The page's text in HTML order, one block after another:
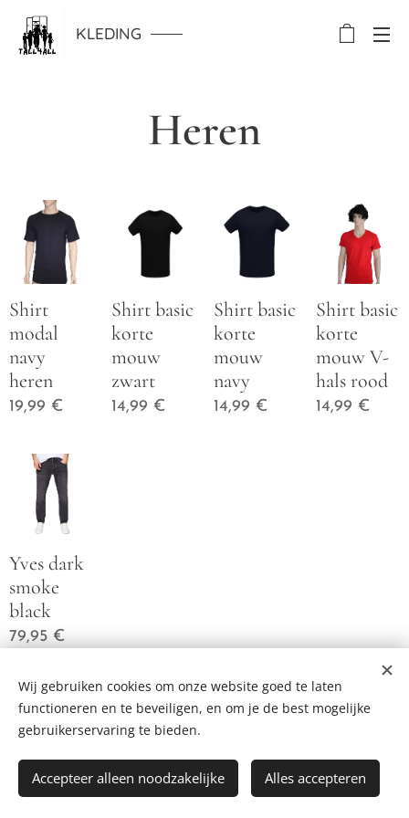
KLEDING
Heren
Shirt
modal
navy
heren
19,99 €
Shirt basic
korte
mouw
zwart
14,99 €
Shirt basic
korte
mouw
navy
14,99 €
Shirt basic
korte
mouw V-
hals rood
14,99 €
Yves dark
smoke
black
79,95 €
© 2023 Alle rechten voorbehouden
Cookies
Talen
Wij gebruiken cookies om onze website goed te laten
functioneren en te beveiligen, en om je de best mogelijke
gebruikerservaring te bieden.
Accepteer alleen noodzakelijke Alles accepteren